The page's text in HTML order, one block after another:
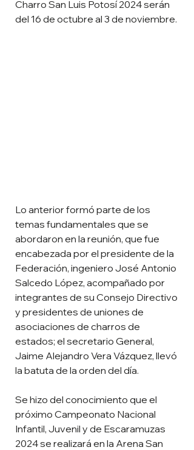
Charro San Luis Potosí 2024 serán
del 16 de octubre al 3 de noviembre.
Lo anterior formó parte de los
temas fundamentales que se
abordaron en la reunión, que fue
encabezada por el presidente de la
Federación, ingeniero José Antonio
Salcedo López, acompañado por
integrantes de su Consejo Directivo
y presidentes de uniones de
asociaciones de charros de
estados; el secretario General,
Jaime Alejandro Vera Vázquez, llevó
la batuta de la orden del día.
Se hizo del conocimiento que el
próximo Campeonato Nacional
Infantil, Juvenil y de Escaramuzas
2024 se realizará en la Arena San